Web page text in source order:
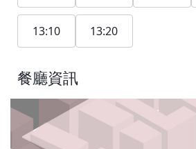
13:10 13:20
餐廳資訊